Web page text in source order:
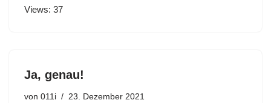
Views: 37
Ja, genau!
von 011i 23. Dezember 2021